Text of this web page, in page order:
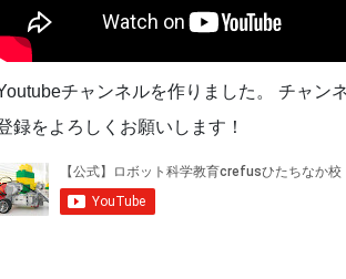
チャンネルを作りました。 チャン
録をよろしくお願いします！